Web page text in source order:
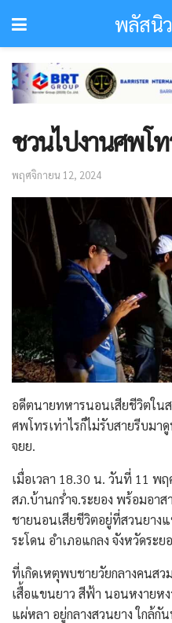
พลัสนิ
ชวนไปงานศพโ
พฤศจิกายน 12, 2024
อดีตนายทหารนอนเสียชีวิตใน
ศพโทรเท่าไรก็ไม่รับสายรีบม
จยย.
เมื่อเวลา 18.30 น. วันที่ 11 พ
สภ.บ้านกร่ำจ.ระยอง พร้อมอา
ชายนอนเสียชีวิตอยู่ที่สวนยาง
ระโดน อำเภอแกลง จังหวัดระย
ที่เกิดเหตุพบชายวัยกลางคนสว
เสื้อแขนยาว สีฟ้า นอนหงายห
แผ่หลา อยู่กลางสวนยาง ใกล้กั